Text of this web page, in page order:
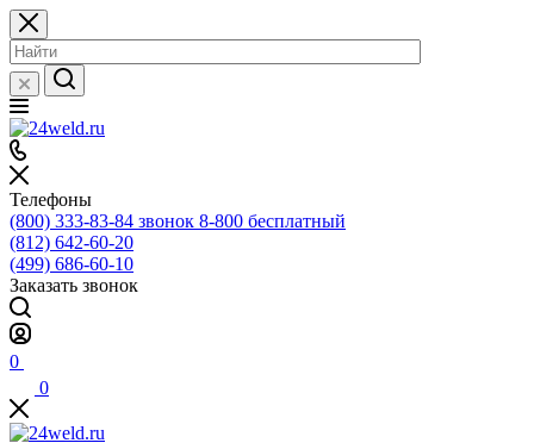
Телефоны
(800) 333-83-84 звонок 8-800 бесплатный
(812) 642-60-20
(499) 686-60-10
Заказать звонок
0
0